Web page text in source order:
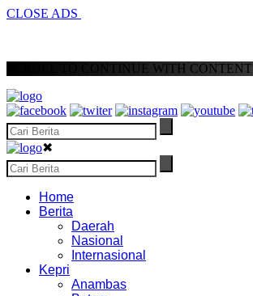
CLOSE ADS
SCROLL TO CONTINUE WITH CONTENT
✖
Home
Berita
Daerah
Nasional
Internasional
Kepri
Anambas